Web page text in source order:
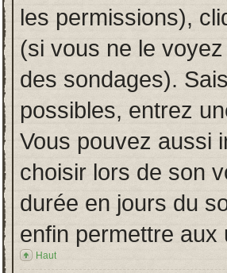
les permissions),
(si vous ne le
des sondages).
possibles, entrez
Vous pouvez aussi
choisir lors de son
durée en jours du
enfin permettre
Haut